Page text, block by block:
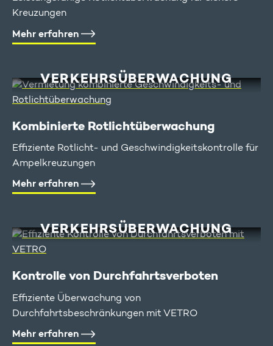
Kreuzungen
Mehr erfahren
VERKEHRS­ÜBERWACHUNG
Kombinierte Rotlicht­überwachung
Effiziente Rotlicht- und Geschwindigkeitskontrolle für
Ampelkreuzungen
Mehr erfahren
VERKEHRS­ÜBERWACHUNG
Kontrolle von Durchfahrts­verboten
Effiziente Überwachung von
Durchfahrtsbeschränkungen mit VETRO
Mehr erfahren